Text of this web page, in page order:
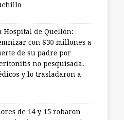
Hospital de Quellón:
con $30 millones a
de su padre por
no pesquisada.
y lo trasladaron a
de 14 y 15 robaron